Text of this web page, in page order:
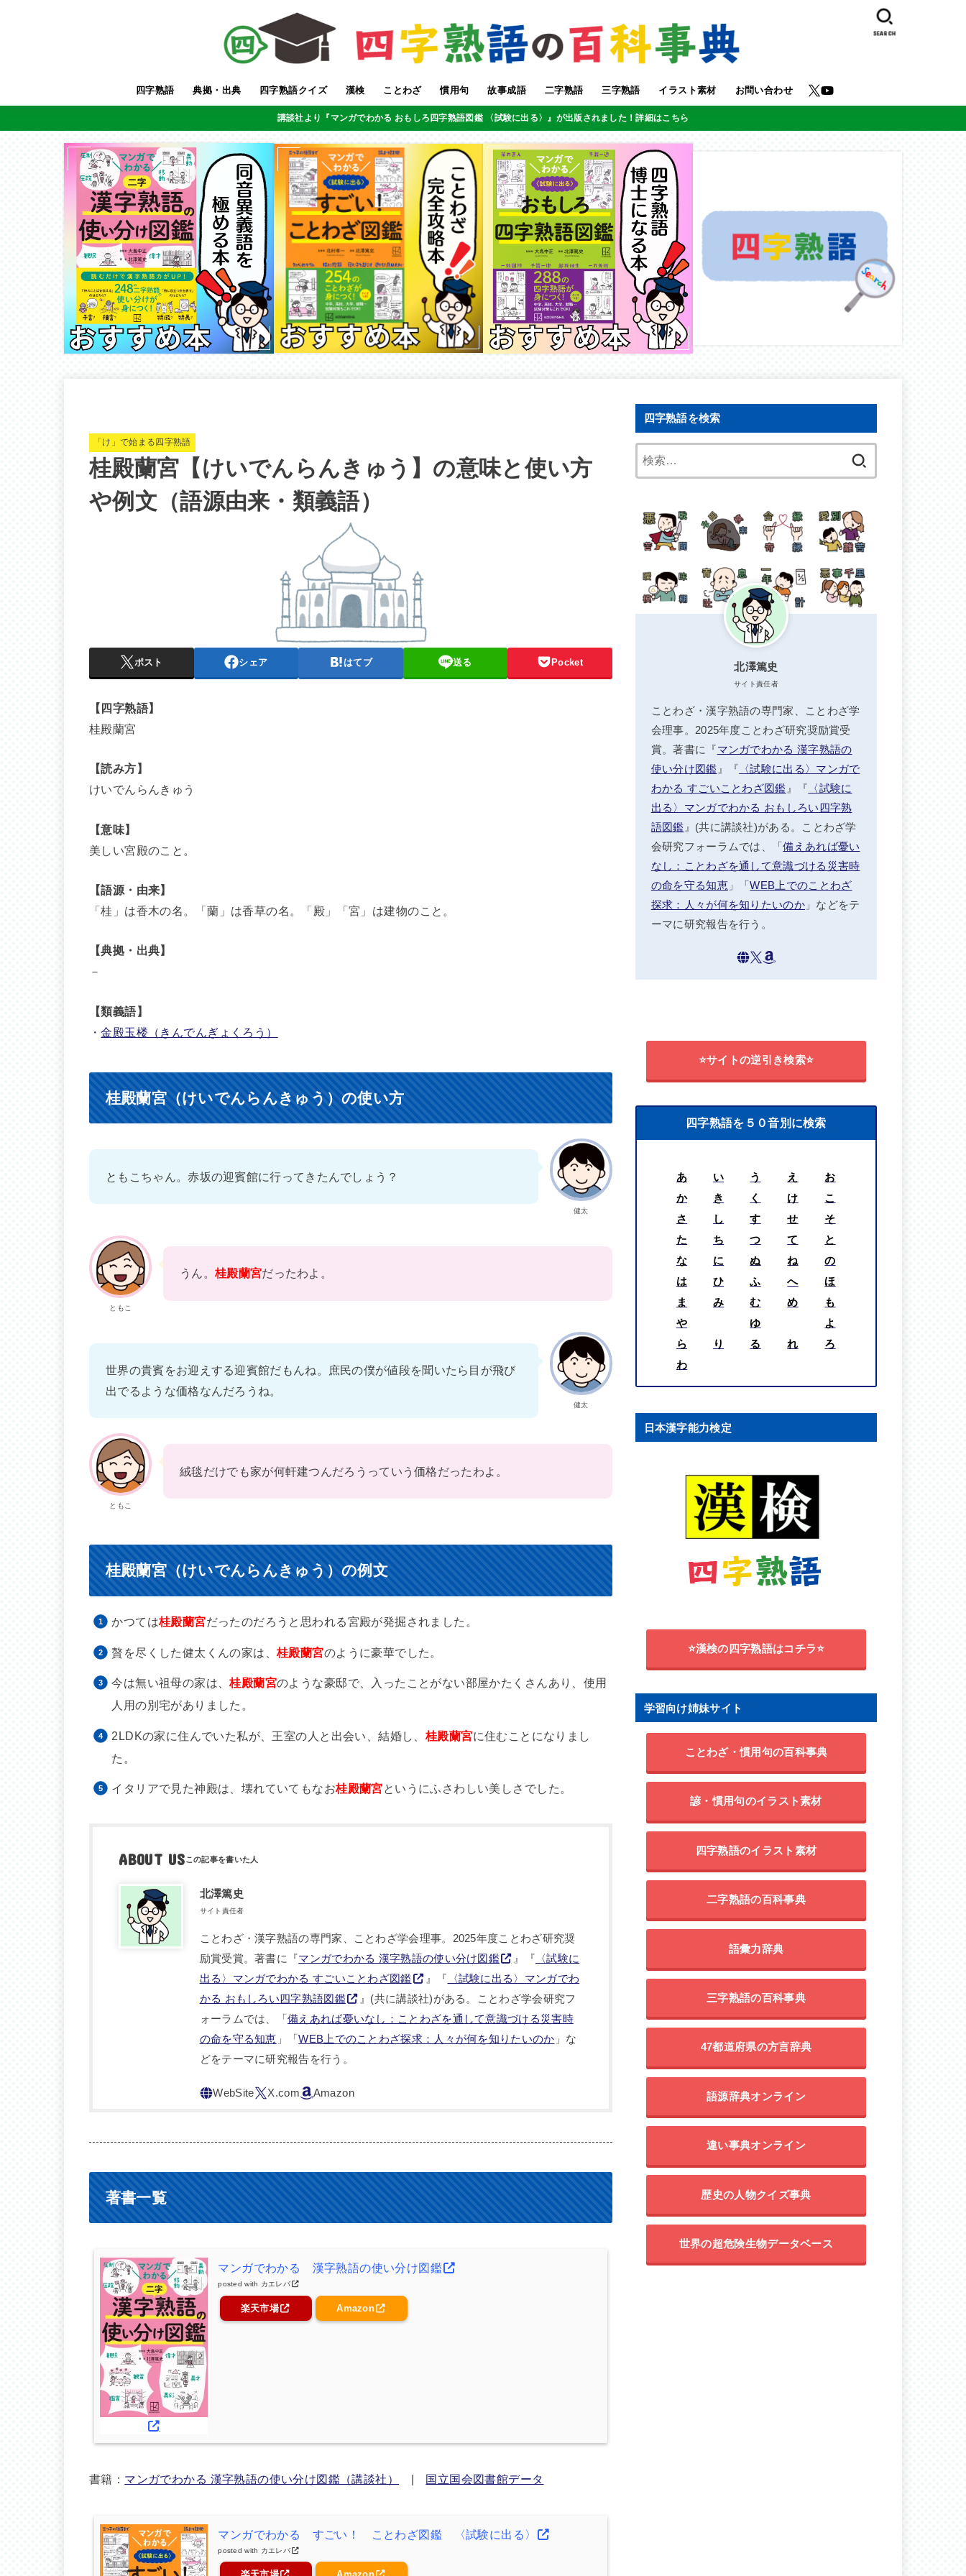
四字熟語 典拠・出典 四字熟語クイズ 漢検 ことわざ 慣用句 故事成語 二字熟語 三字熟語 イラスト素材 お問い合わせ
SEARCH
講談社より『マンガでわかる おもしろ四字熟語図鑑 〈試験に出る〉』が出版されました！詳細はこちら
「け」で始まる四字熟語
桂殿蘭宮【けいでんらんきゅう】の意味と使い方
や例文（語源由来・類義語）
ポスト シェア はてブ 送る Pocket
【四字熟語】
桂殿蘭宮
【読み方】
けいでんらんきゅう
【意味】
美しい宮殿のこと。
【語源・由来】
「桂」は香木の名。「蘭」は香草の名。「殿」「宮」は建物のこと。
【典拠・出典】
－
【類義語】
・金殿玉楼（きんでんぎょくろう）
桂殿蘭宮（けいでんらんきゅう）の使い方
健太
ともこちゃん。赤坂の迎賓館に行ってきたんでしょう？
ともこ
うん。桂殿蘭宮だったわよ。
健太
世界の貴賓をお迎えする迎賓館だもんね。庶民の僕が値段を聞いたら目が飛び
出でるような価格なんだろうね。
ともこ
絨毯だけでも家が何軒建つんだろうっていう価格だったわよ。
桂殿蘭宮（けいでんらんきゅう）の例文
かつては桂殿蘭宮だったのだろうと思われる宮殿が発掘されました。
贅を尽くした健太くんの家は、桂殿蘭宮のように豪華でした。
今は無い祖母の家は、桂殿蘭宮のような豪邸で、入ったことがない部屋かたくさんあり、使用
人用の別宅がありました。
2LDKの家に住んでいた私が、王室の人と出会い、結婚し、 桂殿蘭宮に住むことになりまし
た。
イタリアで見た神殿は、壊れていてもなお桂殿蘭宮というにふさわしい美しさでした。
ABOUT US
北澤篤史
サイト責任者
ことわざ・漢字熟語の専門家、ことわざ学会理事。2025年度ことわざ研究奨
励賞受賞。著書に『マンガでわかる 漢字熟語の使い分け図鑑 』『 〈試験に
出る〉マンガでわかる すごいことわざ図鑑
』『 〈試験に出る〉マンガでわ
かる おもしろい四字熟語図鑑
』(共に講談社)がある。ことわざ学会研究フ
ォーラムでは、「備えあれば憂いなし：ことわざを通して意識づける災害時
の命を守る知恵 」「WEB上でのことわざ探求：人々が何を知りたいのか 」な
どをテーマに研究報告を行う。
著書一覧
マンガでわかる 漢字熟語の使い分け図鑑
posted with カエレバ
楽天市場 Amazon
書籍： マンガでわかる 漢字熟語の使い分け図鑑（講談社） | 国立国会図書館データ
マンガでわかる すごい！ ことわざ図鑑 〈試験に出る〉
posted with カエレバ
四字熟語を検索
北澤篤史
サイト責任者
ことわざ・漢字熟語の専門家、ことわざ学
会理事。2025年度ことわざ研究奨励賞受
賞。著書に『マンガでわかる 漢字熟語の
使い分け図鑑 』『 〈試験に出る〉マンガで
わかる すごいことわざ図鑑 』『 〈試験に
出る〉マンガでわかる おもしろい四字熟
語図鑑 』(共に講談社)がある。ことわざ学
会研究フォーラムでは、「備えあれば憂い
なし：ことわざを通して意識づける災害時
の命を守る知恵」「WEB上でのことわざ
探求：人々が何を知りたいのか」などをテ
ーマに研究報告を行う。
⭐サイトの逆引き検索⭐
四字熟語を５０音別に検索
あ い う え
お
か
き く け
こ
さ
し す せ
そ
た
ち つ て
と
な
に ぬ ね
の
は
ひ ふ へ
ほ
ま
み む め
も
や
ゆ
よ
ら
り る れ
ろ
わ
日本漢字能力検定
⭐漢検の四字熟語はコチラ⭐
学習向け姉妹サイト
ことわざ・慣用句の百科事典
諺・慣用句のイラスト素材
四字熟語のイラスト素材
二字熟語の百科事典
語彙力辞典
三字熟語の百科事典
47都道府県の方言辞典
語源辞典オンライン
違い事典オンライン
歴史の人物クイズ事典
世界の超危険生物データベース